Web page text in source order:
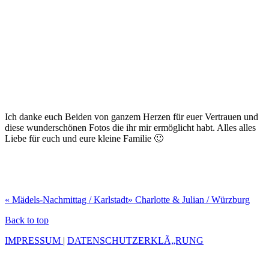
Ich danke euch Beiden von ganzem Herzen für euer Vertrauen und
diese wunderschönen Fotos die ihr mir ermöglicht habt. Alles alles
Liebe für euch und eure kleine Familie 🙂
« Mädels-Nachmittag / Karlstadt» Charlotte & Julian / Würzburg
Back to top
IMPRESSUM | DATENSCHUTZERKLÃ„RUNG